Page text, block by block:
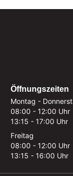
Öffnungszeiten
Montag -
08:00 - 12:00 Uhr
13:15 - 17:00 Uhr
Freitag
08:00 - 12:00 Uhr
13:15 - 16:00 Uhr